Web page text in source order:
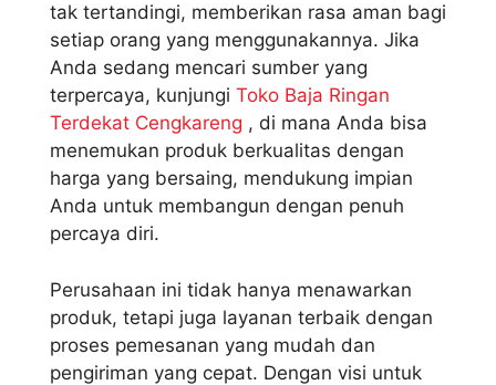
tak tertandingi, memberikan rasa aman bagi
setiap orang yang menggunakannya. Jika
Anda sedang mencari sumber yang
terpercaya, kunjungi Toko Baja Ringan
Terdekat Cengkareng , di mana Anda bisa
menemukan produk berkualitas dengan
harga yang bersaing, mendukung impian
Anda untuk membangun dengan penuh
percaya diri.
Perusahaan ini tidak hanya menawarkan
produk, tetapi juga layanan terbaik dengan
proses pemesanan yang mudah dan
pengiriman yang cepat. Dengan visi untuk